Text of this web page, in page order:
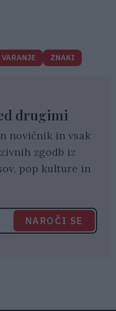
VARANJE ZNAKI
drugimi
novičnik in vsak
zgodb iz
pop kulture in
NAROČI SE